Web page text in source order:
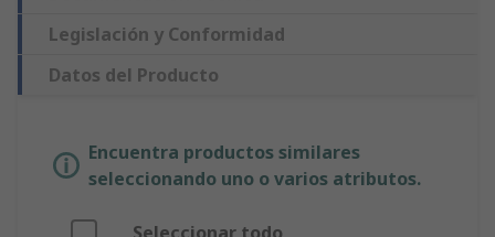
Legislación y Conformidad
Datos del Producto
Encuentra productos similares
seleccionando uno o varios atributos.